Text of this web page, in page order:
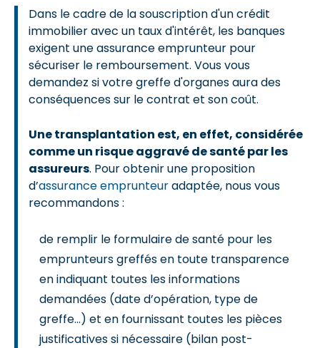
Dans le cadre de la souscription d'un crédit
immobilier avec un taux d'intérêt, les banques
exigent une assurance emprunteur pour
sécuriser le remboursement. Vous vous
demandez si votre greffe d'organes aura des
conséquences sur le contrat et son coût.
Une transplantation est, en effet, considérée
comme un risque aggravé de santé par les
assureurs. Pour obtenir une proposition
d’assurance emprunteuradaptée, nous vous
recommandons :
de remplir le formulaire de santé pour les
emprunteurs greffés en toute transparence
en indiquant toutes les informations
demandées (date d’opération, type de
greffe…) et en fournissant toutes les pièces
justificatives si nécessaire (bilan post-